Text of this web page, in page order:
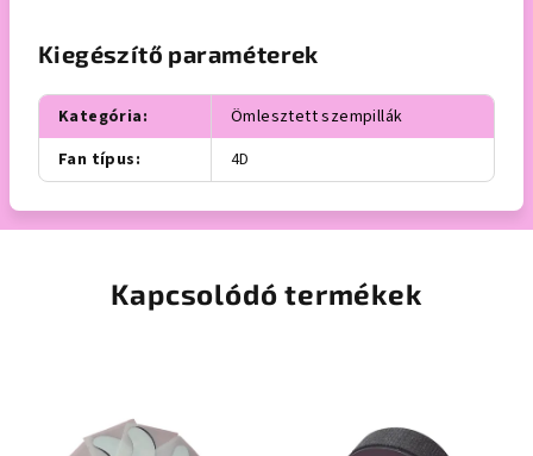
Kiegészítő paraméterek
Kategória:
Ömlesztett szempillák
Fan típus: 4D
Kapcsolódó termékek